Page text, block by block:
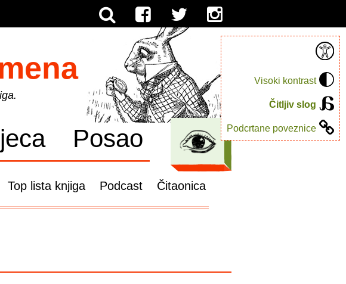
Visoki kontrast
Čitljiv slog
Podcrtane poveznice
Posao
Top lista knjiga Podcast Čitaonica